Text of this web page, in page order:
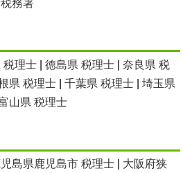
務署
税理士| 徳島県 税理士| 奈良県 税
県 税理士| 千葉県 税理士| 埼玉県
山県 税理士
島県鹿児島市 税理士| 大阪府狭